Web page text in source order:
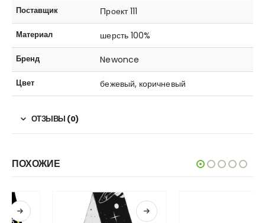
Поставщик Проект 111
Материал шерсть 100%
Бренд Newonce
Цвет бежевый, коричневый
ОТЗЫВЫ (0)
ПОХОЖИЕ